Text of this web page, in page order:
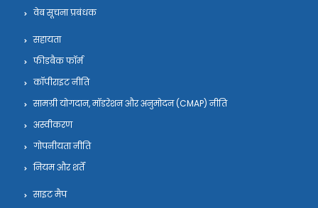
वेब सूचना प्रबंधक
सहायता
फीडबैक फॉर्म
कॉपीराइट नीति
सामग्री योगदान, मॉडरेशन और अनुमोदन (CMAP) नीति
अस्वीकरण
गोपनीयता नीति
नियम और शर्तें
साइट मैप